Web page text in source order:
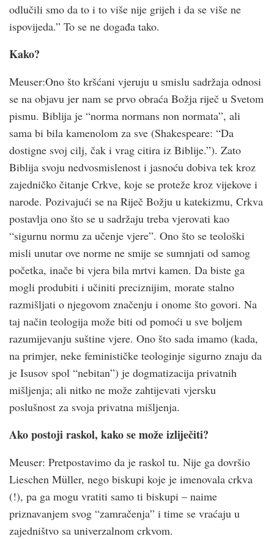
odlučili smo da to i to više nije grijeh i da se više ne
ispovijeda.” To se ne događa tako.
Kako?
Meuser:Ono što kršćani vjeruju u smislu sadržaja odnosi
se na objavu jer nam se prvo obraća Božja riječ u Svetom
pismu. Biblija je “norma normans non normata”, ali
sama bi bila kamenolom za sve (Shakespeare: “Da
dostigne svoj cilj, čak i vrag citira iz Biblije.”). Zato
Biblija svoju nedvosmislenost i jasnoću dobiva tek kroz
zajedničko čitanje Crkve, koje se proteže kroz vijekove i
narode. Pozivajući se na Riječ Božju u katekizmu, Crkva
postavlja ono što se u sadržaju treba vjerovati kao
“sigurnu normu za učenje vjere”. Ono što se teološki
misli unutar ove norme ne smije se sumnjati od samog
početka, inače bi vjera bila mrtvi kamen. Da biste ga
mogli produbiti i učiniti preciznijim, morate stalno
razmišljati o njegovom značenju i onome što govori. Na
taj način teologija može biti od pomoći u sve boljem
razumijevanju suštine vjere. Ono što sada imamo (kada,
na primjer, neke feminističke teologinje sigurno znaju da
je Isusov spol “nebitan”) je dogmatizacija privatnih
mišljenja; ali nitko ne može zahtijevati vjersku
poslušnost za svoja privatna mišljenja.
Ako postoji raskol, kako se može izliječiti?
Meuser: Pretpostavimo da je raskol tu. Nije ga dovršio
Lieschen Müller, nego biskupi koje je imenovala crkva
(!), pa ga mogu vratiti samo ti biskupi – naime
priznavanjem svog “zamračenja” i time se vraćaju u
zajedništvo sa univerzalnom crkvom.